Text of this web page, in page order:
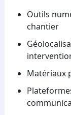
Outils
chantier
Matériaux